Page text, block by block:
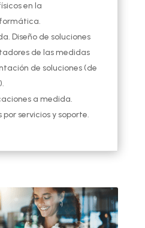
en la
Diseño de soluciones
de las medidas
de soluciones (de
a medida.
servicios y soporte.